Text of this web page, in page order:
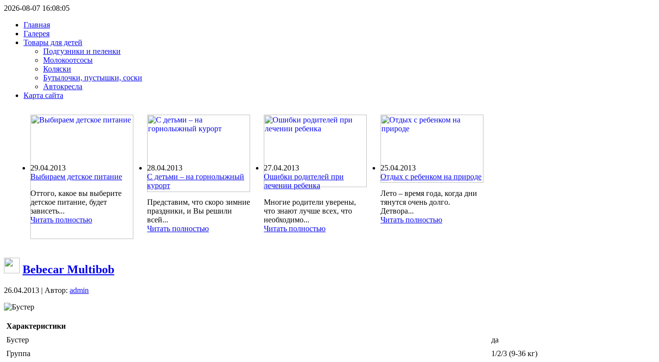
2026-08-07 16:08:05
Главная
Галерея
Товары для детей
Подгузники и пеленки
Молокоотсосы
Коляски
Бутылочки, пустышки, соски
Автокресла
Карта сайта
29.04.2013
Выбираем детское питание
Оттого, какое вы выберите
детское питание, будет
зависеть...
Читать полностью
28.04.2013
С детьми – на горнолыжный
курорт
Представим, что скоро зимние
праздники, и Вы решили
всей...
Читать полностью
27.04.2013
Ошибки родителей при
лечении ребенка
Многие родители уверены,
что знают лучше всех, что
необходимо...
Читать полностью
25.04.2013
Отдых с ребенком на природе
Лето – время года, когда дни
тянутся очень долго.
Детвора...
Читать полностью
Bebecar Multibob
26.04.2013 | Автор: admin
Бустер
Характеристики
Бустер
да
Группа
1/2/3 (9-36 кг)